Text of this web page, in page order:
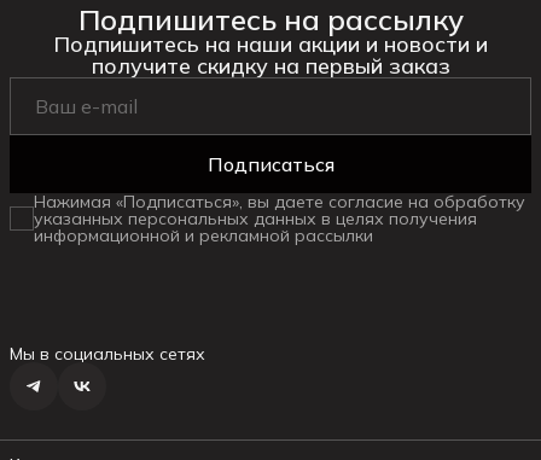
Подпишитесь на рассылку
Подпишитесь на наши акции и новости и
получите скидку на первый заказ
Подписаться
Нажимая «Подписаться», вы даете согласие на обработку
указанных персональных данных в целях получения
информационной и рекламной рассылки
Мы в социальных сетях